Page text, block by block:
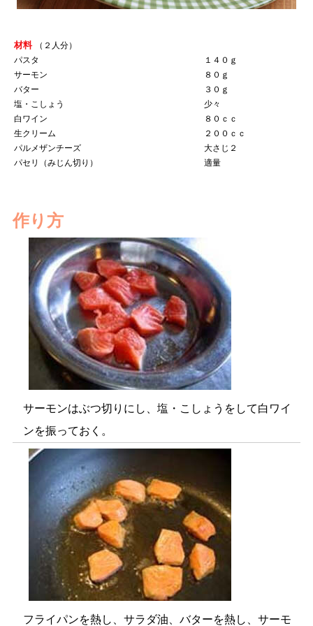
材料
（２人分）
パスタ
１４０ｇ
サーモン
８０ｇ
バター
３０ｇ
塩・こしょう
少々
白ワイン
８０ｃｃ
生クリーム
２００ｃｃ
パルメザンチーズ
大さじ２
パセリ（みじん切り）
適量
作り方
サーモンはぶつ切りにし、塩・こしょうをして白ワイ
ンを振っておく。
フライパンを熱し、サラダ油、バターを熱し、サーモ